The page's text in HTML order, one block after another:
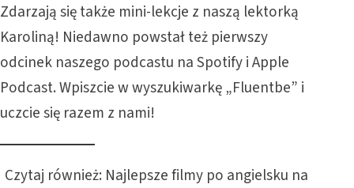
Zdarzają się także mini-lekcje z naszą lektorką
Karoliną! Niedawno powstał też pierwszy
odcinek naszego podcastu na Spotify i Apple
Podcast. Wpiszcie w wyszukiwarkę „Fluentbe” i
uczcie się razem z nami!
Czytaj również: Najlepsze filmy po angielsku na